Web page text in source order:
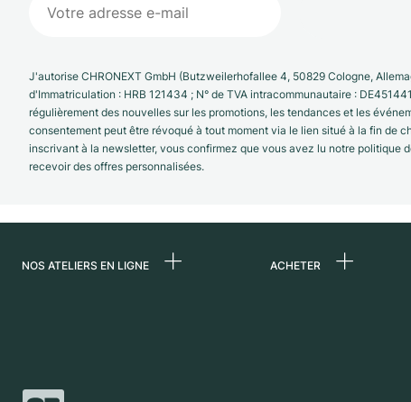
J'autorise CHRONEXT GmbH (Butzweilerhofallee 4, 50829 Cologne,
d'Immatriculation : HRB 121434 ; N° de TVA intracommunautaire :
régulièrement des nouvelles sur les promotions, les tendances et les
consentement peut être révoqué à tout moment via le lien situé à la fin de
inscrivant à la newsletter, vous confirmez que vous avez lu notre politique
recevoir des offres personnalisées.
NOS ATELIERS EN LIGNE ACHETER